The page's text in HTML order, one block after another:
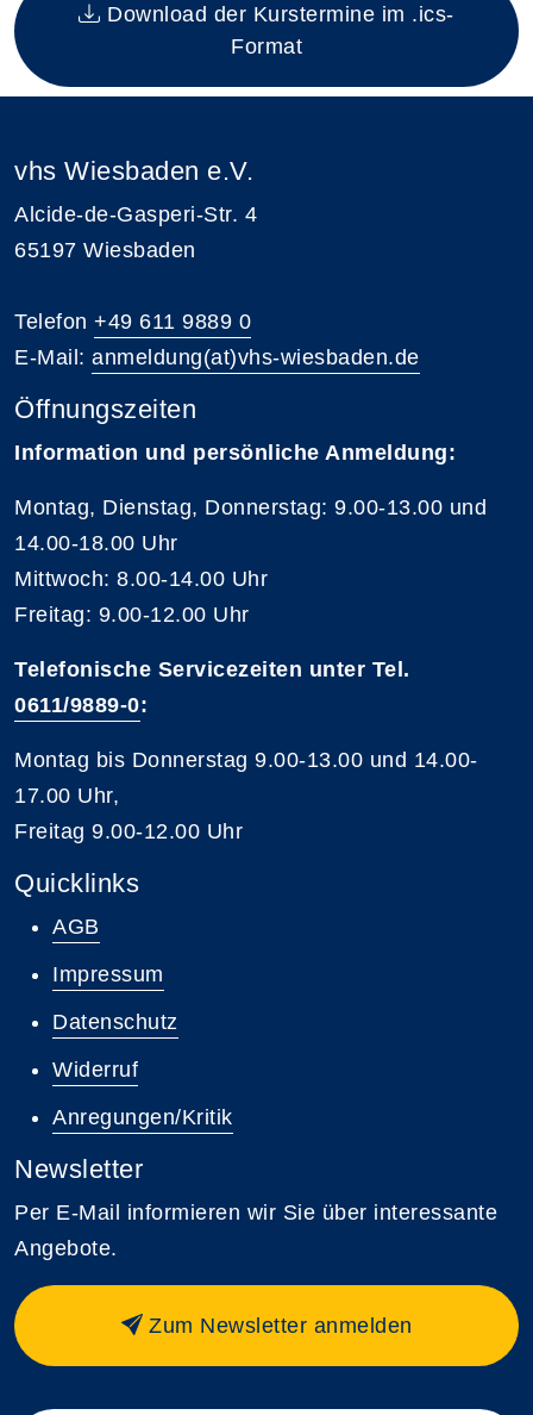
Download der Kurstermine im .ics-
Format
vhs Wiesbaden e.V.
Alcide-de-Gasperi-Str. 4
65197 Wiesbaden
Telefon +49 611 9889 0
E-Mail: anmeldung(at)vhs-wiesbaden.de
Öffnungszeiten
Information und persönliche Anmeldung:
Montag, Dienstag, Donnerstag: 9.00-13.00 und
14.00-18.00 Uhr
Mittwoch: 8.00-14.00 Uhr
Freitag: 9.00-12.00 Uhr
Telefonische Servicezeiten unter Tel.
0611/9889-0:
Montag bis Donnerstag 9.00-13.00 und 14.00-
17.00 Uhr,
Freitag 9.00-12.00 Uhr
Quicklinks
AGB
Impressum
Datenschutz
Widerruf
Anregungen/Kritik
Newsletter
Per E-Mail informieren wir Sie über interessante
Angebote.
Zum Newsletter anmelden